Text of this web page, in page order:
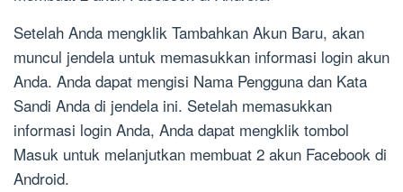
Setelah Anda mengklik Tambahkan Akun Baru, akan
muncul jendela untuk memasukkan informasi login akun
Anda. Anda dapat mengisi Nama Pengguna dan Kata
Sandi Anda di jendela ini. Setelah memasukkan
informasi login Anda, Anda dapat mengklik tombol
Masuk untuk melanjutkan membuat 2 akun Facebook di
Android.